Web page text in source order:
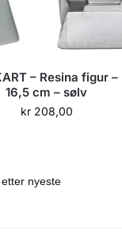
– Resina figur –
16,5 cm – sølv
kr208,00